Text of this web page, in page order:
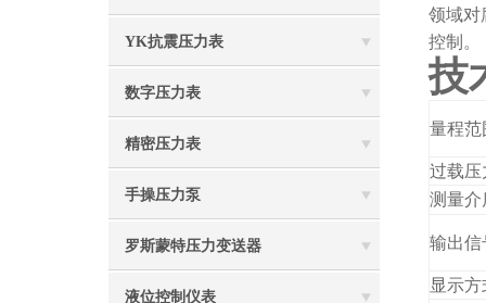
YK抗震压力表
数字压力表
精密压力表
手操压力泵
罗斯蒙特压力变送器
液位控制仪表
领域对
控制。
技
量程范
过载压
测量介
输出信
显示方